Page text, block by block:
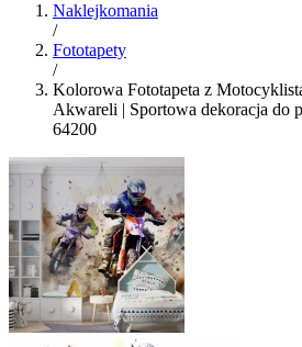
Naklejkomania
/
Fototapety
/
Kolorowa Fototapeta z
Akwareli | Sportowa dekoracja do
64200